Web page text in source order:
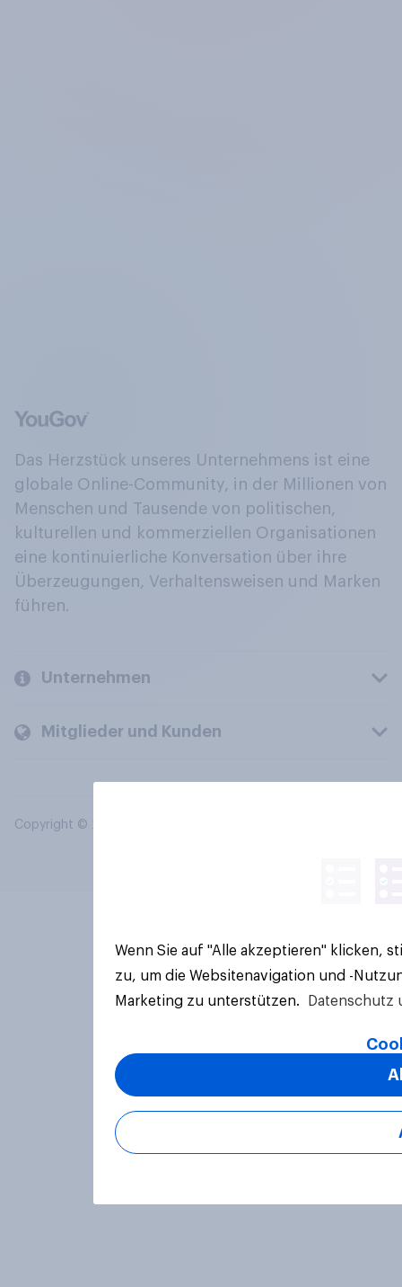
Das Herzstück unseres Unternehmens ist eine
globale Online-Community, in der Millionen von
Menschen und Tausende von politischen,
kulturellen und kommerziellen Organisationen
eine kontinuierliche Konversation über ihre
Überzeugungen, Verhaltensweisen und Marken
führen.
Unternehmen
Mitglieder und Kunden
Copyright © 2026 YouGov PLC. Alle Rechte vorbehalten.
Wenn Sie auf "Alle akzeptieren" klicken,
zu, um die Websitenavigation und -
Marketing zu unterstützen.
Datenschutz